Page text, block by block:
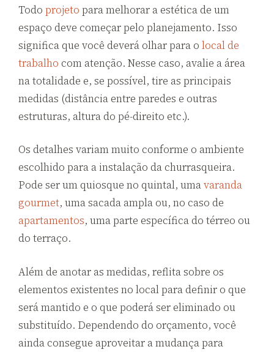
Todo projeto para melhorar a estética de um
espaço deve começar pelo planejamento. Isso
significa que você deverá olhar para o local de
trabalho com atenção. Nesse caso, avalie a área
na totalidade e, se possível, tire as principais
medidas (distância entre paredes e outras
estruturas, altura do pé-direito etc.).
Os detalhes variam muito conforme o ambiente
escolhido para a instalação da churrasqueira.
Pode ser um quiosque no quintal, umavaranda
gourmet, uma sacada ampla ou, no caso de
apartamentos, uma parte específica do térreo ou
do terraço.
Além de anotar as medidas, reflita sobre os
elementos existentes no local para definir o que
será mantido e o que poderá ser eliminado ou
substituído. Dependendo do orçamento, você
ainda consegue aproveitar a mudança para